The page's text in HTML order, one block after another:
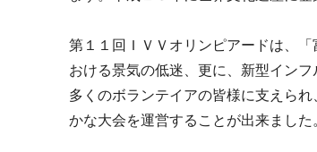
第１１回ＩＶＶオリンピアードは、
おける景気の低迷、更に、新型イン
多くのボランテイアの皆様に支えら
かな大会を運営することが出来ました